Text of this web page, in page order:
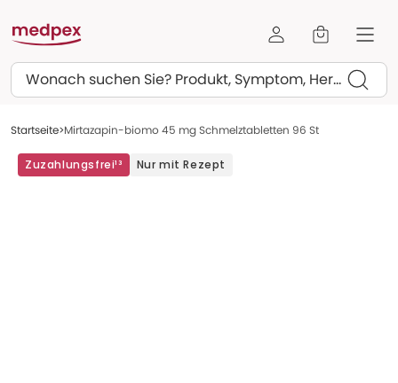
Suchen
Startseite Mirtazapin-biomo 45 mg Schmelztabletten 96 St
Zuzahlungsfrei¹³ Nur mit Rezept